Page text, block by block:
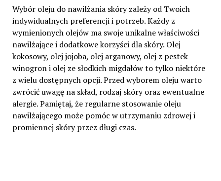
Wybór oleju do nawilżania skóry zależy od Twoich
indywidualnych preferencji i potrzeb. Każdy z
wymienionych olejów ma swoje unikalne właściwości
nawilżające i dodatkowe korzyści dla skóry. Olej
kokosowy, olej jojoba, olej arganowy, olej z pestek
winogron i olej ze słodkich migdałów to tylko niektóre
z wielu dostępnych opcji. Przed wyborem oleju warto
zwrócić uwagę na skład, rodzaj skóry oraz ewentualne
alergie. Pamiętaj, że regularne stosowanie oleju
nawilżającego może pomóc w utrzymaniu zdrowej i
promiennej skóry przez długi czas.